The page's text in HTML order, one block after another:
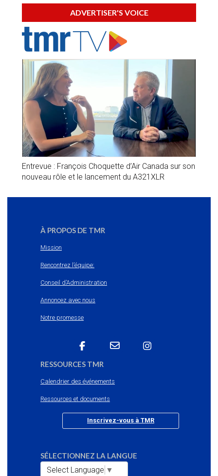
ADVERTISER'S VOICE
Entrevue : François Choquette d’Air Canada sur son
nouveau rôle et le lancement du A321XLR
À PROPOS DE TMR
Mission
Rencontrez l’équipe:
Conseil d’Administration
Annoncez avec nous
Notre promesse
RESSOURCES TMR
Calendrier des événements
Ressources et documents
Inscrivez-vous à TMR
SÉLECTIONNEZ LA LANGUE
Select Language ▼